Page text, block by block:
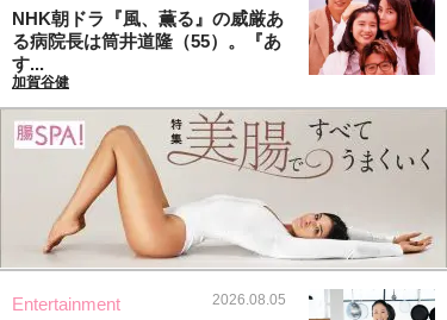
NHK朝ドラ『風、薫る』の威厳あ
る病院長は筒井道隆（55）。『あ
す...
加賀谷健
Entertainment 2026.08.05